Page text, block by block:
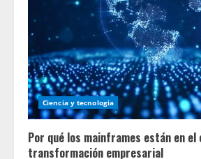
Ciencia y tecnologia
Por qué los mainframes están en
transformación empresarial